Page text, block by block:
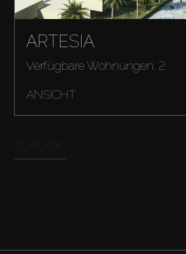
ARTESIA
Verfügbare Wohnungen: 2
ANSICHT